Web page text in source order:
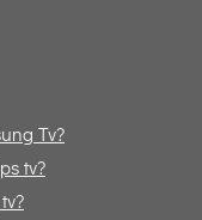
Tv?
tv?